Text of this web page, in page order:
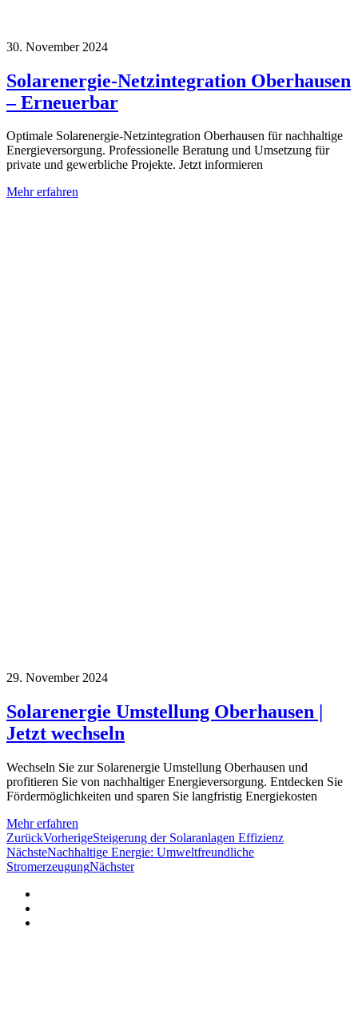
30. November 2024
Solarenergie-Netzintegration Oberhausen
– Erneuerbar
Optimale Solarenergie-Netzintegration Oberhausen für nachhaltige
Energieversorgung. Professionelle Beratung und Umsetzung für
private und gewerbliche Projekte. Jetzt informieren
Mehr erfahren
29. November 2024
Solarenergie Umstellung Oberhausen |
Jetzt wechseln
Wechseln Sie zur Solarenergie Umstellung Oberhausen und
profitieren Sie von nachhaltiger Energieversorgung. Entdecken Sie
Fördermöglichkeiten und sparen Sie langfristig Energiekosten
Mehr erfahren
ZurückVorherigeSteigerung der Solaranlagen Effizienz
NächsteNachhaltige Energie: Umweltfreundliche
StromerzeugungNächster